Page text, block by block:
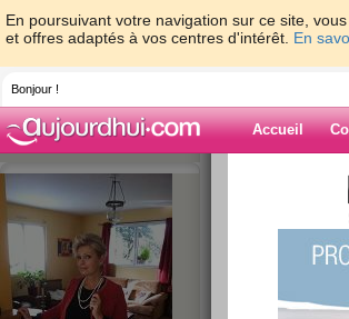
En poursuivant votre navigation sur ce site,
et offres adaptés à vos centres d'intérêt. En
Bonjour !
Accueil
Blog de